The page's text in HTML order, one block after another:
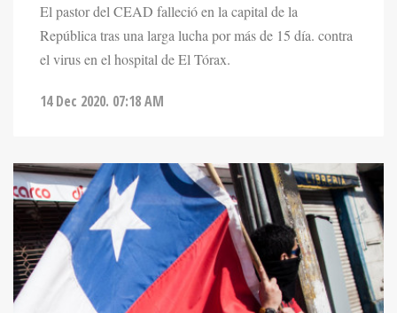
República tras una larga lucha por más de 15 día. contra
el virus en el hospital de El Tórax.